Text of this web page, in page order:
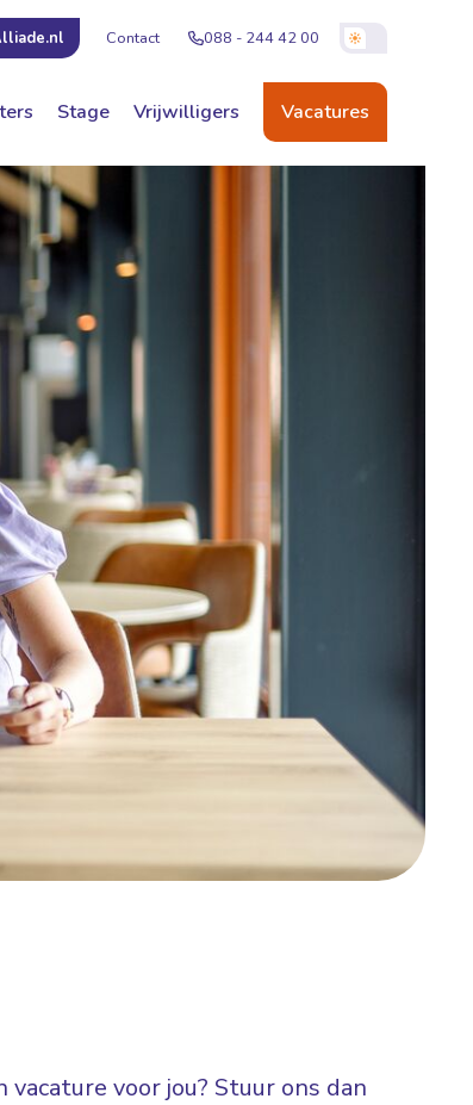
Contact 088 - 244 42 00
Stage Vrijwilligers Vacatures
voor jou? Stuur ons dan